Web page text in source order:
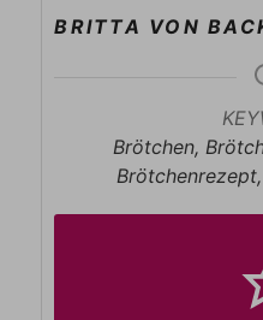
BRITTA VON
Brötchen,